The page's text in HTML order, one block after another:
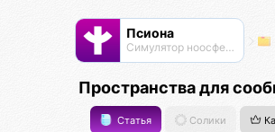
Псиона
Cимулятор ноосферы
Пространства для
Статья Солики